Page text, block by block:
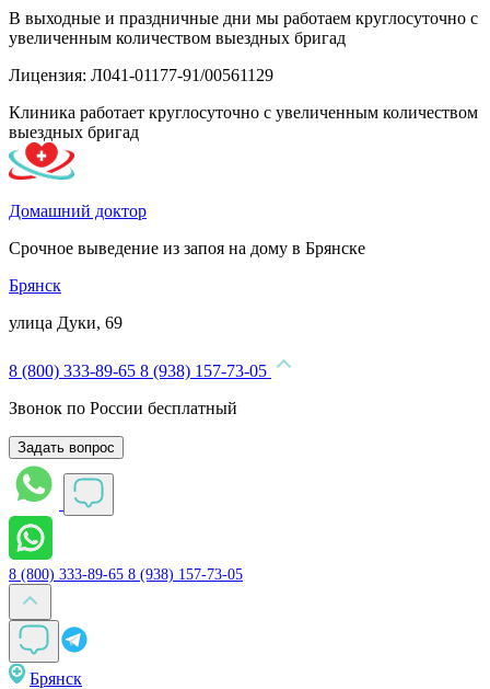
В выходные и праздничные дни мы работаем круглосуточно с
увеличенным количеством выездных бригад
Лицензия: Л041-01177-91/00561129
Клиника работает круглосуточно с увеличенным количеством
выездных бригад
Домашний доктор
Срочное выведение из запоя на дому в Брянске
Брянск
улица Дуки, 69
8 (800) 333-89-65 8 (938) 157-73-05
Звонок по России бесплатный
Задать вопрос
8 (800) 333-89-65 8 (938) 157-73-05
Брянск